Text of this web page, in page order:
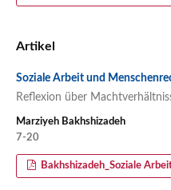
Artikel
Soziale Arbeit und
Reflexion über
Marziyeh Bakhshizadeh
7-20
Bakhshizadeh_Soziale